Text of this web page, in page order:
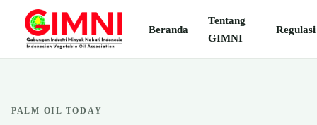
Beranda
Tentang
GIMNI
Regulasi
PALM OIL TODAY